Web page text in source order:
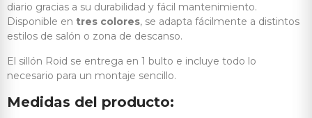
diario gracias a su durabilidad y fácil mantenimiento.
Disponible en tres colores, se adapta fácilmente a distintos
estilos de salón o zona de descanso.
El sillón Roid se entrega en 1 bulto e incluye todo lo
necesario para un montaje sencillo.
Medidas del producto: